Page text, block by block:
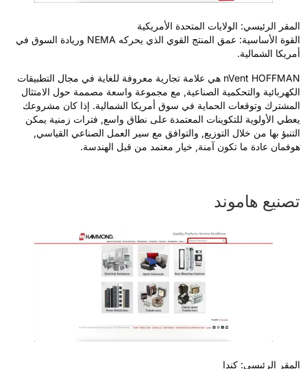
الرئيسي: الولايات المتحدة الأمريكية
القوة الأساسية: عمق المنتج القوي الذي يحركه NEMA وريادة السوق في
الشمالية.
nVent HOFFMAN هي علامة تجارية معروفة للغاية في مجال التطبيقات
والتحكمية الصناعية, مع مجموعة واسعة مصممة حول الامتثال
وتوقعات الحماية في سوق أمريكا الشمالية. إذا كان مشروعك
الأولوية للتكوينات المعتمدة على نطاق واسع, فترات زمنية يمكن
بها من خلال التوزيع, والتوافق مع سير العمل الصناعي القياسي,
عادة ما تكون آمنة, خيار معتمد من قبل الهندسة.
هاموند
الرئيسي: كندا